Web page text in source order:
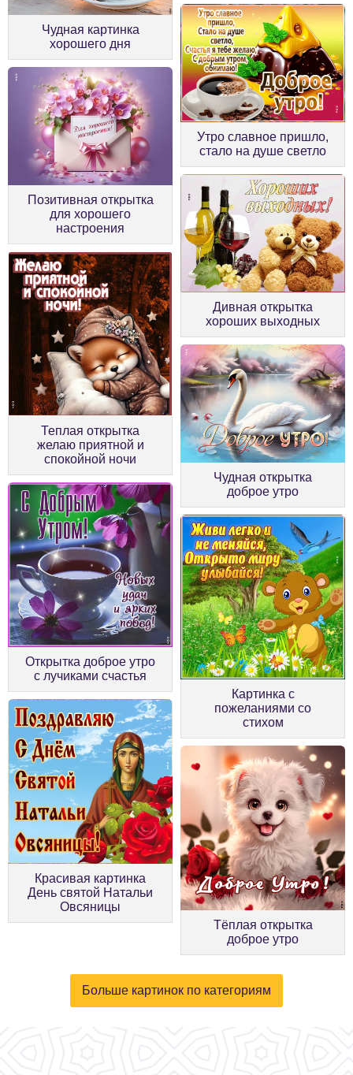
Чудная картинка
хорошего дня
Утро славное пришло,
стало на душе светло
Позитивная открытка
для хорошего
настроения
Дивная открытка
хороших выходных
Теплая открытка
желаю приятной и
спокойной ночи
Чудная открытка
доброе утро
Открытка доброе утро
с лучиками счастья
Картинка с
пожеланиями со
стихом
Красивая картинка
День святой Натальи
Овсяницы
Тёплая открытка
доброе утро
Больше картинок по категориям